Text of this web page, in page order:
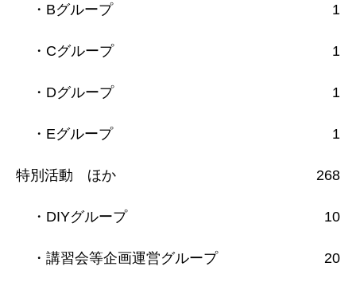
・Bグループ 1
・Cグループ 1
・Dグループ 1
・Eグループ 1
特別活動 ほか 268
・DIYグループ 10
・講習会等企画運営グループ 20